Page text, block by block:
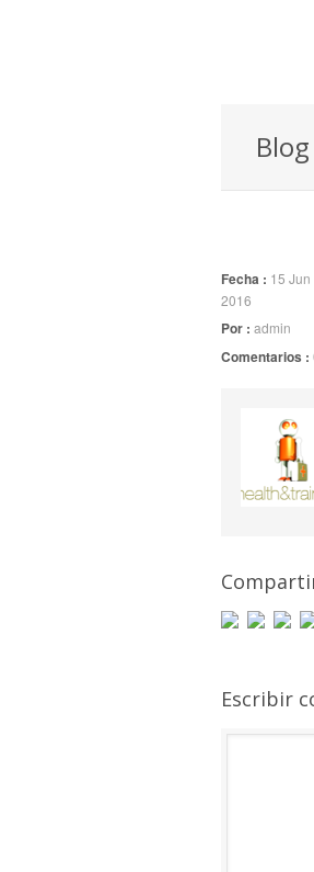
Fecha : 15 Jun
2016
Por : admin
Comentarios :
Escribir